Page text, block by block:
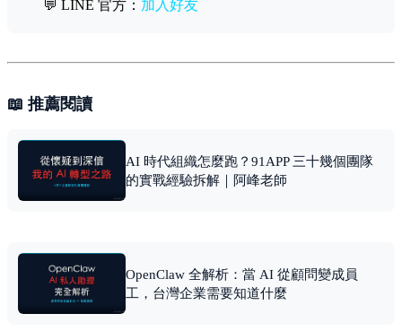
💬 LINE 官方： 加入好友
📖 推薦閱讀
AI 時代組織怎麼跑？91APP 三十幾個團隊
的實戰經驗拆解｜阿峰老師
OpenClaw 全解析：當 AI 從顧問變成員
工，台灣企業需要知道什麼